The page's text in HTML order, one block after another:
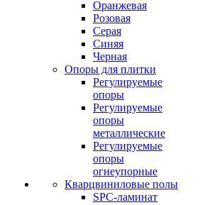
Оранжевая
Розовая
Серая
Синяя
Черная
Опоры для плитки
Регулируемые
опоры
Регулируемые
опоры
металлические
Регулируемые
опоры
огнеупорные
Кварцвиниловые полы
SPC-ламинат